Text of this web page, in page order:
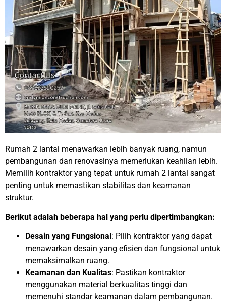
Rumah 2 lantai menawarkan lebih banyak ruang, namun
pembangunan dan renovasinya memerlukan keahlian lebih.
Memilih kontraktor yang tepat untuk rumah 2 lantai sangat
penting untuk memastikan stabilitas dan keamanan
struktur.
Berikut adalah beberapa hal yang perlu dipertimbangkan:
Desain yang Fungsional: Pilih kontraktor yang dapat
menawarkan desain yang efisien dan fungsional untuk
memaksimalkan ruang.
Keamanan dan Kualitas: Pastikan kontraktor
menggunakan material berkualitas tinggi dan
memenuhi standar keamanan dalam pembangunan.